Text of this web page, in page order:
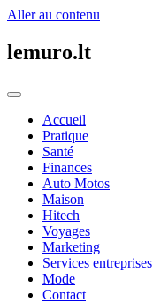
Aller au contenu
lemuro.lt
Accueil
Pratique
Santé
Finances
Auto Motos
Maison
Hitech
Voyages
Marketing
Services entreprises
Mode
Contact